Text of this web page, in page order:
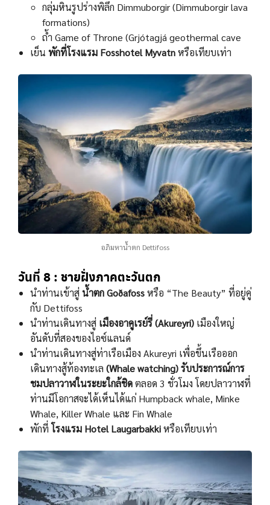
กลุ่มหินรูปร่างพิลึก Dimmuborgir (Dimmuborgir lava
formations)
ถํ้า Game of Throne (Grjótagjá geothermal cave
เย็น พักที่โรงแรม Fosshotel Myvatnหรือเทียบเท่า
อภิมหาน้ำตก Dettifoss
วันที่ 8 : ชายฝั่งภาคตะวันตก
นําท่านเข้าสู่นํ้าตก Goðafossหรือ “The Beauty” ที่อยู่คู่
กับ Dettifoss
นําท่านเดินทางสู่ เมืองอาคูเรย์รี่ (Akureyri) เมืองใหญ่
อันดับที่สองของไอซ์แลนด์
นําท่านเดินทางสู่ท่าเรือเมือง Akureyri เพื่อขึ้นเรือออก
เดินทางสู้ท้องทะเล (Whale watching) รับประการณ์การ
ชมปลาวาฬในระยะใกล้ชิดตลอด 3 ชั่วโมง โดยปลาวาฬที่
ท่านมีโอกาสจะได้เห็นได้แก่ Humpback whale, Minke
Whale, Killer Whale และ Fin Whale
พักที่โรงแรม Hotel Laugarbakkiหรือเทียบเท่า